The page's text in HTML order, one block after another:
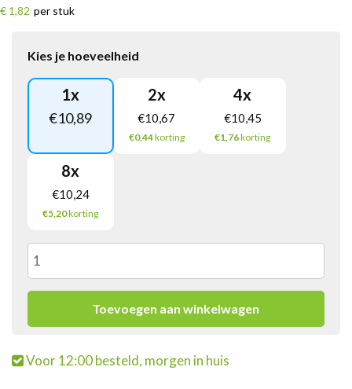
€ 1,82 per stuk
Kies je hoeveelheid
1x
€10,89
2x
€10,67
€0,44korting
4x
€10,45
€1,76korting
8x
€10,24
€5,20korting
Varta
Longlife
Alkaline
Toevoegen aan winkelwagen
Voor 12:00 besteld, morgen in huis